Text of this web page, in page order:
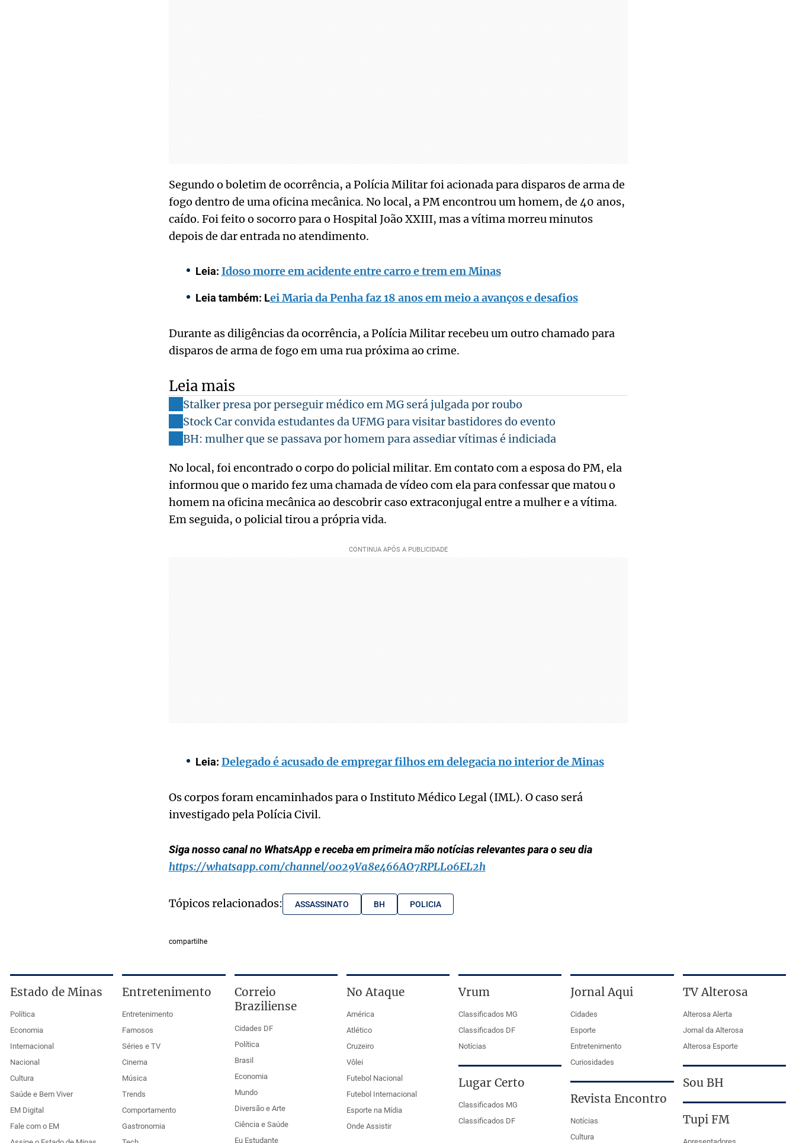
Segundo o boletim de ocorrência, a Polícia Militar foi acionada para disparos de arma de
fogo dentro de uma oficina mecânica. No local, a PM encontrou um homem, de 40 anos,
caído. Foi feito o socorro para o Hospital João XXIII, mas a vítima morreu minutos
depois de dar entrada no atendimento.
Leia: Idoso morre em acidente entre carro e trem em Minas
Leia também: Lei Maria da Penha faz 18 anos em meio a avanços e desafios
Durante as diligências da ocorrência, a Polícia Militar recebeu um outro chamado para
disparos de arma de fogo em uma rua próxima ao crime.
Leia mais
Stalker presa por perseguir médico em MG será julgada por roubo
Stock Car convida estudantes da UFMG para visitar bastidores do evento
BH: mulher que se passava por homem para assediar vítimas é indiciada
No local, foi encontrado o corpo do policial militar. Em contato com a esposa do PM, ela
informou que o marido fez uma chamada de vídeo com ela para confessar que matou o
homem na oficina mecânica ao descobrir caso extraconjugal entre a mulher e a vítima.
Em seguida, o policial tirou a própria vida.
Leia: Delegado é acusado de empregar filhos em delegacia no interior de Minas
Os corpos foram encaminhados para o Instituto Médico Legal (IML). O caso será
investigado pela Polícia Civil.
Siga nosso canal no WhatsApp e receba em primeira mão notícias relevantes para o seu dia
https://whatsapp.com/channel/0029Va8e466AO7RPLL06EL2h
Tópicos relacionados: ASSASSINATO BH POLICIA
compartilhe
Estado de Minas
Política
Economia
Internacional
Nacional
Cultura
Saúde e Bem Viver
EM Digital
Fale com o EM
Entretenimento
Entretenimento
Famosos
Séries e TV
Cinema
Música
Trends
Comportamento
Gastronomia
Correio
Braziliense
Cidades DF
Política
Brasil
Economia
Mundo
Diversão e Arte
Ciência e Saúde
Eu Estudante
No Ataque
América
Atlético
Cruzeiro
Vôlei
Futebol Nacional
Futebol Internacional
Esporte na Mídia
Onde Assistir
Vrum
Classificados MG
Classificados DF
Notícias
Lugar Certo
Classificados MG
Classificados DF
Jornal Aqui
Cidades
Esporte
Entretenimento
Curiosidades
Revista Encontro
Notícias
Cultura
TV Alterosa
Alterosa Alerta
Jornal da Alterosa
Alterosa Esporte
Sou BH
Tupi FM